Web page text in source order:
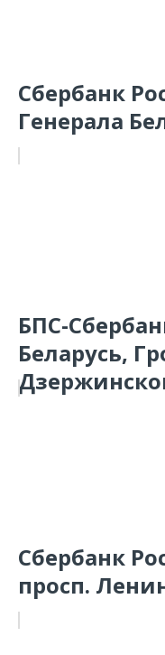
Сбербанк
Генерала
БПС-
Беларусь,
Сбербанк
просп.